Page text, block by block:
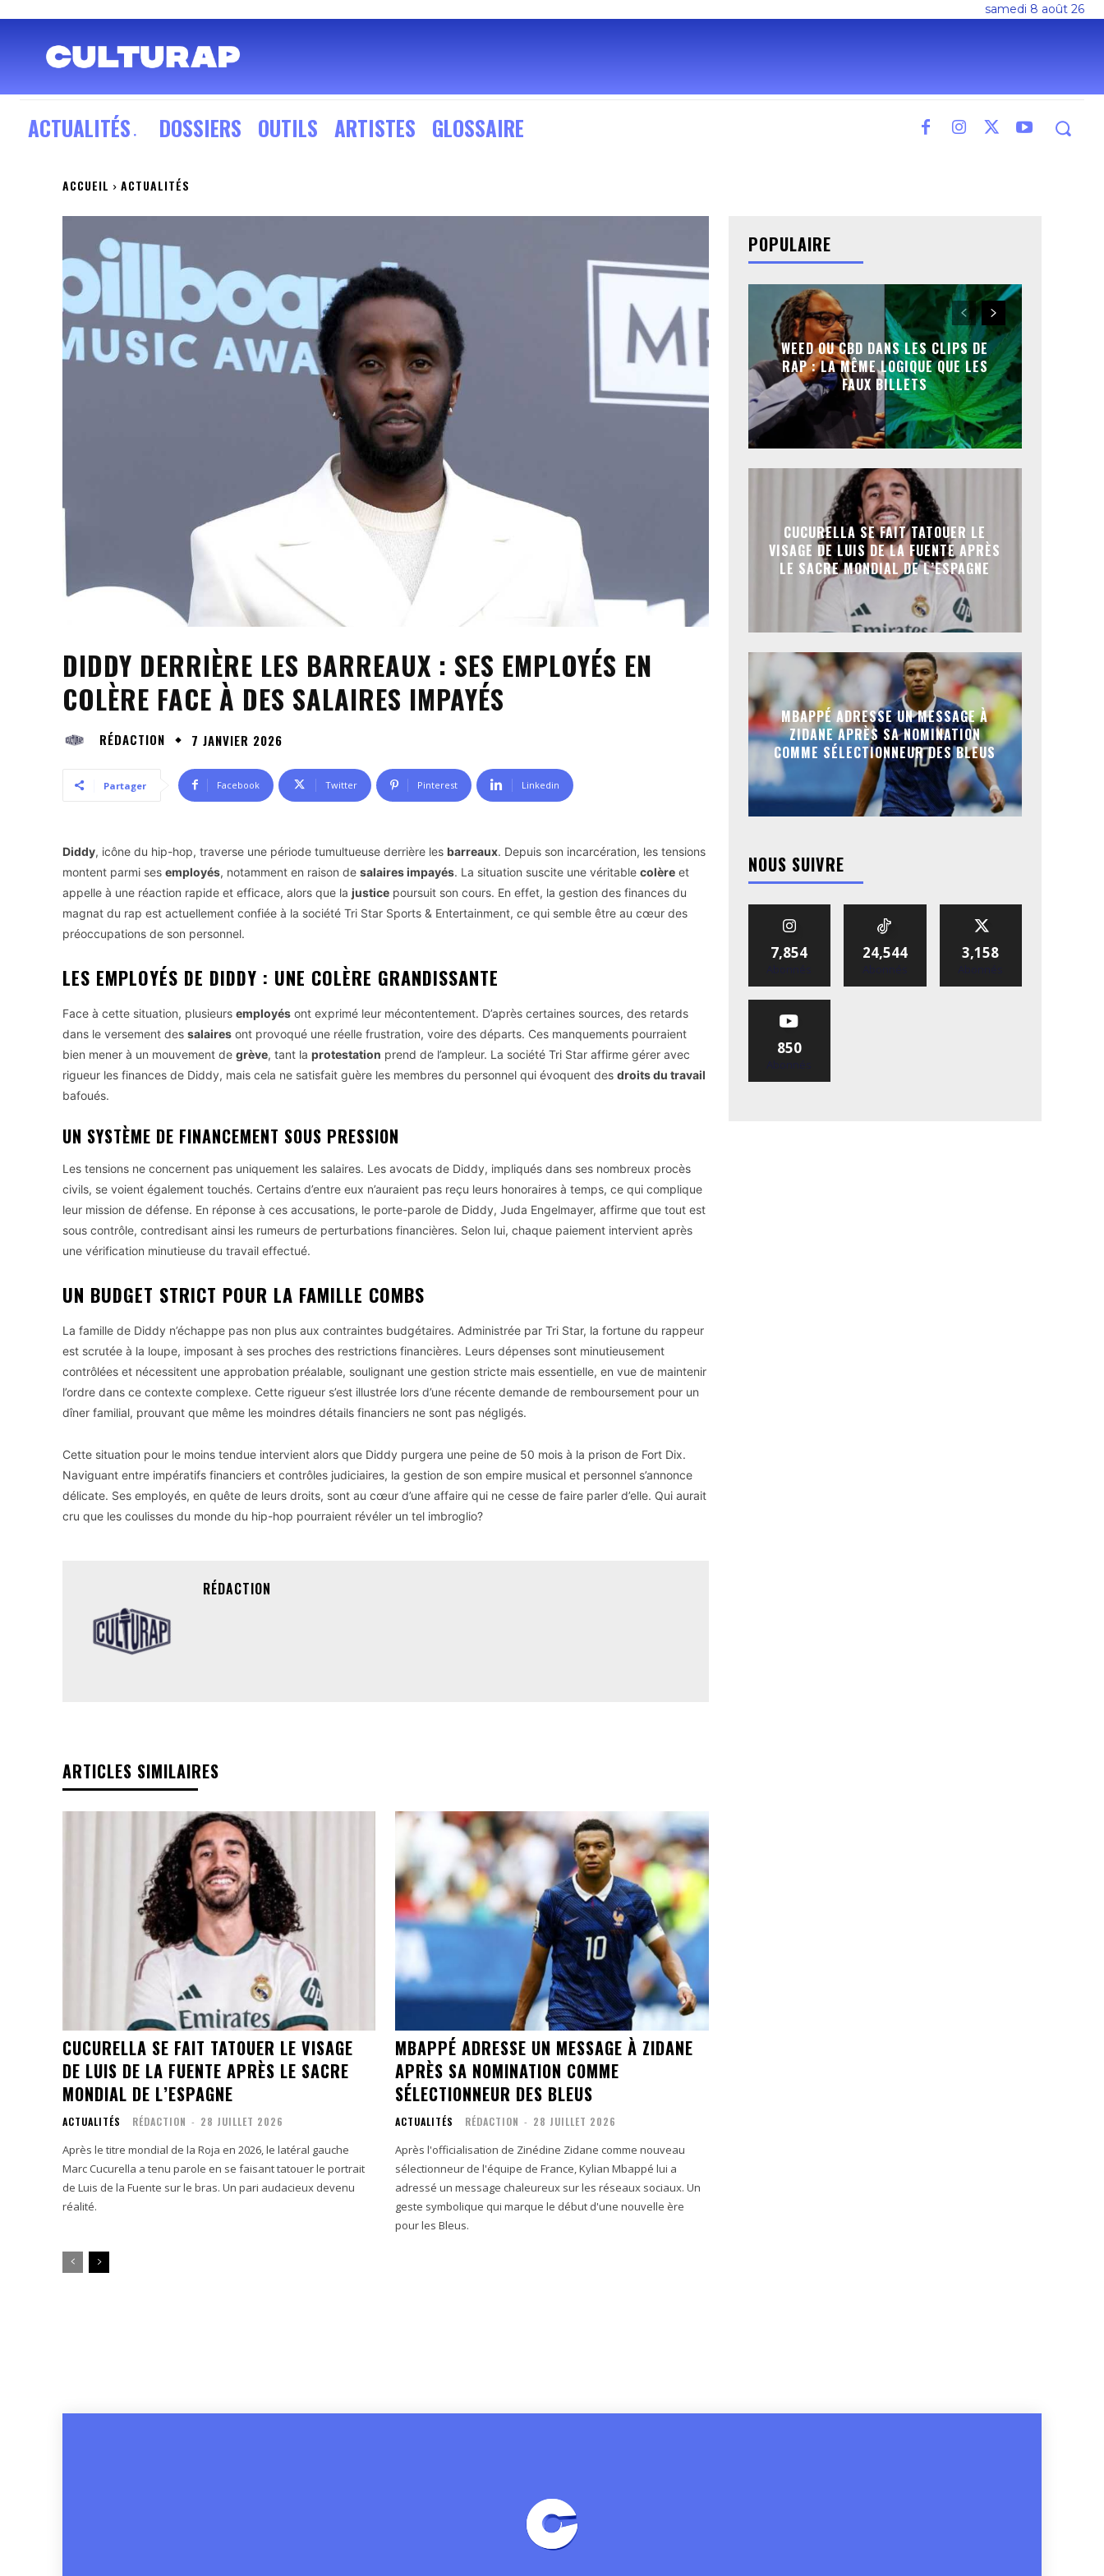
samedi 8 août 26
ACTUALITÉS DOSSIERS OUTILS ARTISTES GLOSSAIRE
ACCUEIL ACTUALITÉS
DIDDY DERRIÈRE LES BARREAUX : SES EMPLOYÉS EN
COLÈRE FACE À DES SALAIRES IMPAYÉS
RÉDACTION 7 JANVIER 2026
Partager Facebook Twitter Pinterest Linkedin
Diddy, icône du hip-hop, traverse une période tumultueuse derrière les barreaux. Depuis son incarcération, les tensions
montent parmi ses employés, notamment en raison de salaires impayés. La situation suscite une véritable colère et
appelle à une réaction rapide et efficace, alors que la justice poursuit son cours. En effet, la gestion des finances du
magnat du rap est actuellement confiée à la société Tri Star Sports & Entertainment, ce qui semble être au cœur des
préoccupations de son personnel.
LES EMPLOYÉS DE DIDDY : UNE COLÈRE GRANDISSANTE
Face à cette situation, plusieurs employés ont exprimé leur mécontentement. D’après certaines sources, des retards
dans le versement des salaires ont provoqué une réelle frustration, voire des départs. Ces manquements pourraient
bien mener à un mouvement de grève, tant la protestation prend de l’ampleur. La société Tri Star affirme gérer avec
rigueur les finances de Diddy, mais cela ne satisfait guère les membres du personnel qui évoquent des droits du travail
bafoués.
UN SYSTÈME DE FINANCEMENT SOUS PRESSION
Les tensions ne concernent pas uniquement les salaires. Les avocats de Diddy, impliqués dans ses nombreux procès
civils, se voient également touchés. Certains d’entre eux n’auraient pas reçu leurs honoraires à temps, ce qui complique
leur mission de défense. En réponse à ces accusations, le porte-parole de Diddy, Juda Engelmayer, affirme que tout est
sous contrôle, contredisant ainsi les rumeurs de perturbations financières. Selon lui, chaque paiement intervient après
une vérification minutieuse du travail effectué.
UN BUDGET STRICT POUR LA FAMILLE COMBS
La famille de Diddy n’échappe pas non plus aux contraintes budgétaires. Administrée par Tri Star, la fortune du rappeur
est scrutée à la loupe, imposant à ses proches des restrictions financières. Leurs dépenses sont minutieusement
contrôlées et nécessitent une approbation préalable, soulignant une gestion stricte mais essentielle, en vue de maintenir
l’ordre dans ce contexte complexe. Cette rigueur s’est illustrée lors d’une récente demande de remboursement pour un
dîner familial, prouvant que même les moindres détails financiers ne sont pas négligés.
Cette situation pour le moins tendue intervient alors que Diddy purgera une peine de 50 mois à la prison de Fort Dix.
Naviguant entre impératifs financiers et contrôles judiciaires, la gestion de son empire musical et personnel s’annonce
délicate. Ses employés, en quête de leurs droits, sont au cœur d’une affaire qui ne cesse de faire parler d’elle. Qui aurait
cru que les coulisses du monde du hip-hop pourraient révéler un tel imbroglio?
RÉDACTION
ARTICLES SIMILAIRES
CUCURELLA SE FAIT TATOUER LE VISAGE
DE LUIS DE LA FUENTE APRÈS LE SACRE
MONDIAL DE L’ESPAGNE
ACTUALITÉS RÉDACTION - 28 JUILLET 2026
Après le titre mondial de la Roja en 2026, le latéral gauche
Marc Cucurella a tenu parole en se faisant tatouer le portrait
de Luis de la Fuente sur le bras. Un pari audacieux devenu
réalité.
MBAPPÉ ADRESSE UN MESSAGE À ZIDANE
APRÈS SA NOMINATION COMME
SÉLECTIONNEUR DES BLEUS
ACTUALITÉS RÉDACTION - 28 JUILLET 2026
Après l'officialisation de Zinédine Zidane comme nouveau
sélectionneur de l'équipe de France, Kylian Mbappé lui a
adressé un message chaleureux sur les réseaux sociaux. Un
geste symbolique qui marque le début d'une nouvelle ère
pour les Bleus.
POPULAIRE
WEED OU CBD DANS LES CLIPS DE
RAP : LA MÊME LOGIQUE QUE LES
FAUX BILLETS
CUCURELLA SE FAIT TATOUER LE
VISAGE DE LUIS DE LA FUENTE APRÈS
LE SACRE MONDIAL DE L’ESPAGNE
MBAPPÉ ADRESSE UN MESSAGE À
ZIDANE APRÈS SA NOMINATION
COMME SÉLECTIONNEUR DES BLEUS
NOUS SUIVRE
7,854
Abonnés
24,544
Abonnés
3,158
Abonnés
850
Abonnés